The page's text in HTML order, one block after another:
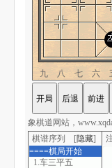
九八七六
棋谱序列 [隐藏]
====棋局开始
1.车三平五
象棋道网站，